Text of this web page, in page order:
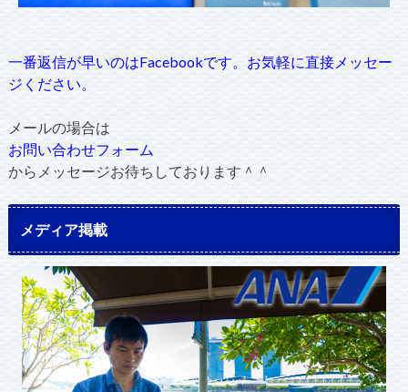
一番返信が早いのはFacebookです。お気軽に直接メッセー
ジください。
メールの場合は
お問い合わせフォーム
からメッセージお待ちしております＾＾
メディア掲載